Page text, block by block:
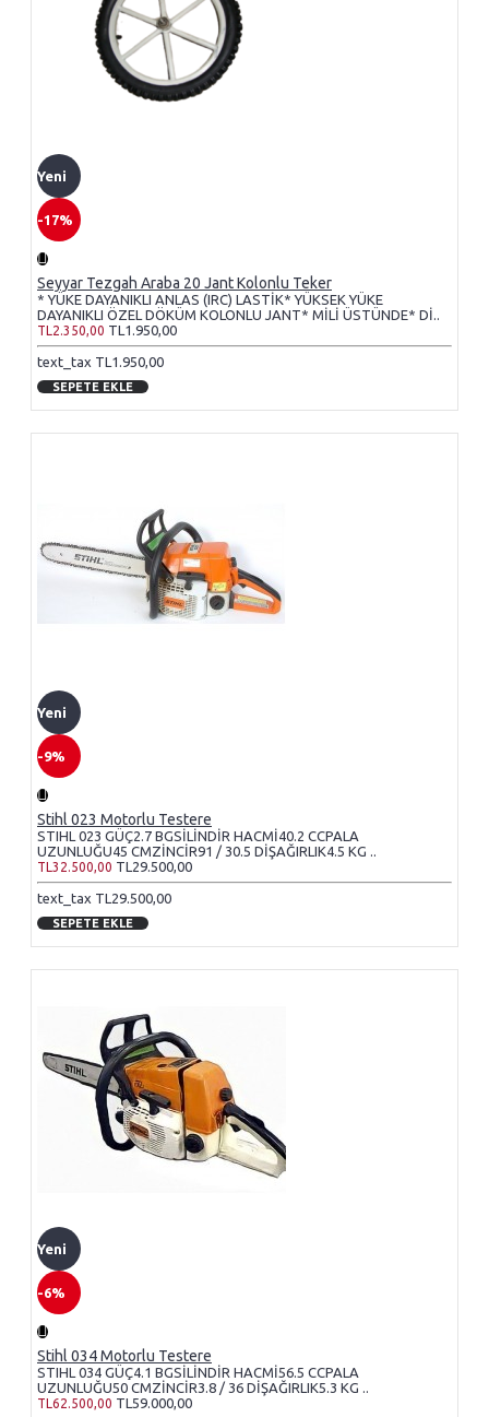
Yeni
-17%
Seyyar Tezgah Araba 20 Jant Kolonlu Teker
* YÜKE DAYANIKLI ANLAS (IRC) LASTİK* YÜKSEK YÜKE
DAYANIKLI ÖZEL DÖKÜM KOLONLU JANT* MİLİ ÜSTÜNDE* Dİ..
TL2.350,00 TL1.950,00
text_tax TL1.950,00
SEPETE EKLE
Yeni
-9%
Stihl 023 Motorlu Testere
STIHL 023 GÜÇ2.7 BGSİLİNDİR HACMİ40.2 CCPALA
UZUNLUĞU45 CMZİNCİR91 / 30.5 DİŞAĞIRLIK4.5 KG ..
TL32.500,00 TL29.500,00
text_tax TL29.500,00
SEPETE EKLE
Yeni
-6%
Stihl 034 Motorlu Testere
STIHL 034 GÜÇ4.1 BGSİLİNDİR HACMİ56.5 CCPALA
UZUNLUĞU50 CMZİNCİR3.8 / 36 DİŞAĞIRLIK5.3 KG ..
TL62.500,00 TL59.000,00